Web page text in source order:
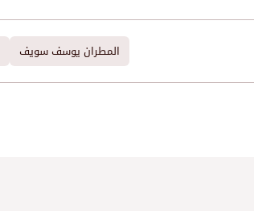
المطران يوسف سويف